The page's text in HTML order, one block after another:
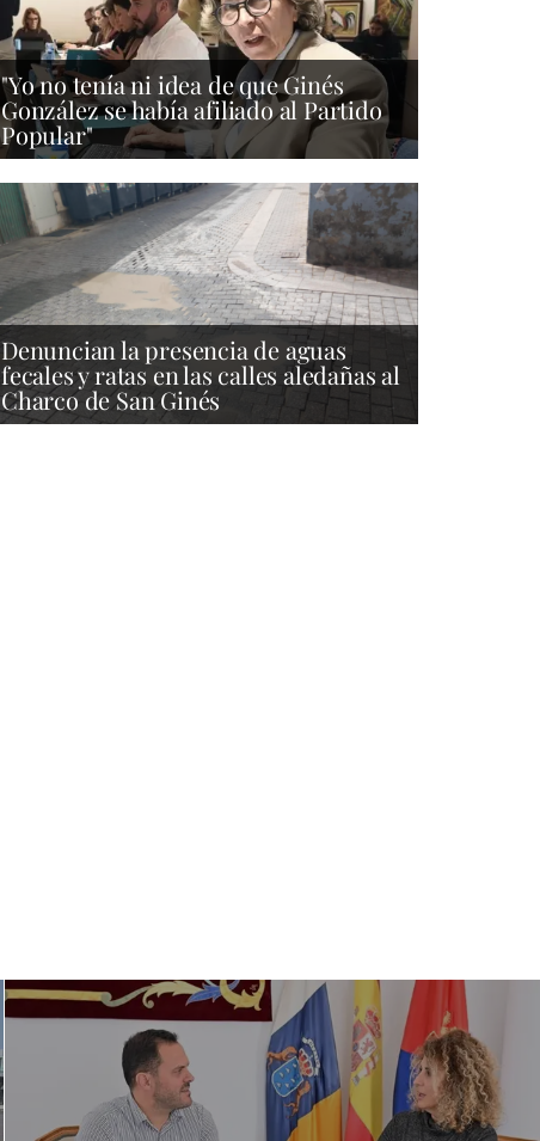
"Yo no tenía ni idea de que Ginés
González se había afiliado al Partido
Popular"
Denuncian la presencia de aguas
fecales y ratas en las calles aledañas al
Charco de San Ginés